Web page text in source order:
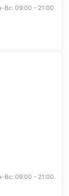
Вс: 09:00 - 21:00
Вс: 09:00 - 21:00